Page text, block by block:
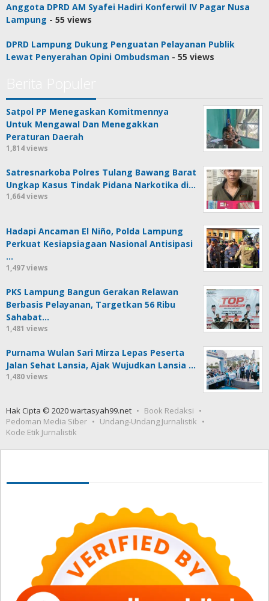
Anggota DPRD AM Syafei Hadiri Konferwil IV Pagar Nusa
Lampung - 55 views
DPRD Lampung Dukung Penguatan Pelayanan Publik
Lewat Penyerahan Opini Ombudsman - 55 views
Satpol PP Menegaskan Komitmennya
Untuk Mengawal Dan Menegakkan
Peraturan Daerah
1,814 views
Satresnarkoba Polres Tulang Bawang Barat
Ungkap Kasus Tindak Pidana Narkotika di…
1,664 views
Hadapi Ancaman El Niño, Polda Lampung
Perkuat Kesiapsiagaan Nasional Antisipasi
…
1,497 views
PKS Lampung Bangun Gerakan Relawan
Berbasis Pelayanan, Targetkan 56 Ribu
Sahabat…
1,481 views
Purnama Wulan Sari Mirza Lepas Peserta
Jalan Sehat Lansia, Ajak Wujudkan Lansia …
1,480 views
Hak Cipta © 2020 wartasyah99.net
Book Redaksi
Pedoman Media Siber
Undang-Undang Jurnalistik
Kode Etik Jurnalistik